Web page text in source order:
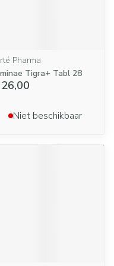
Pharma
Tigra+ Tabl 28
Niet beschikbaar